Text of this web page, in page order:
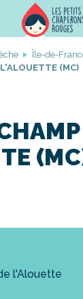
Île-de-
L'ALOUETTE (MC)
l'Alouette